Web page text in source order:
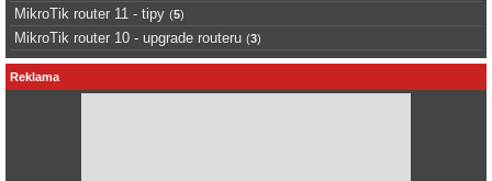
MikroTik router 11 - tipy (5)
MikroTik router 10 - upgrade routeru (3)
Reklama